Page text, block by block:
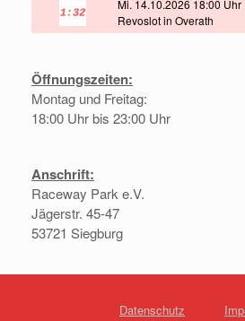
Mi. 14.10.2026 18:00 Uhr
Revoslot in Overath
Öffnungszeiten:
Montag und Freitag:
18:00 Uhr bis 23:00 Uhr
Anschrift:
Raceway Park e.V.
Jägerstr. 45-47
53721 Siegburg
Datenschutz